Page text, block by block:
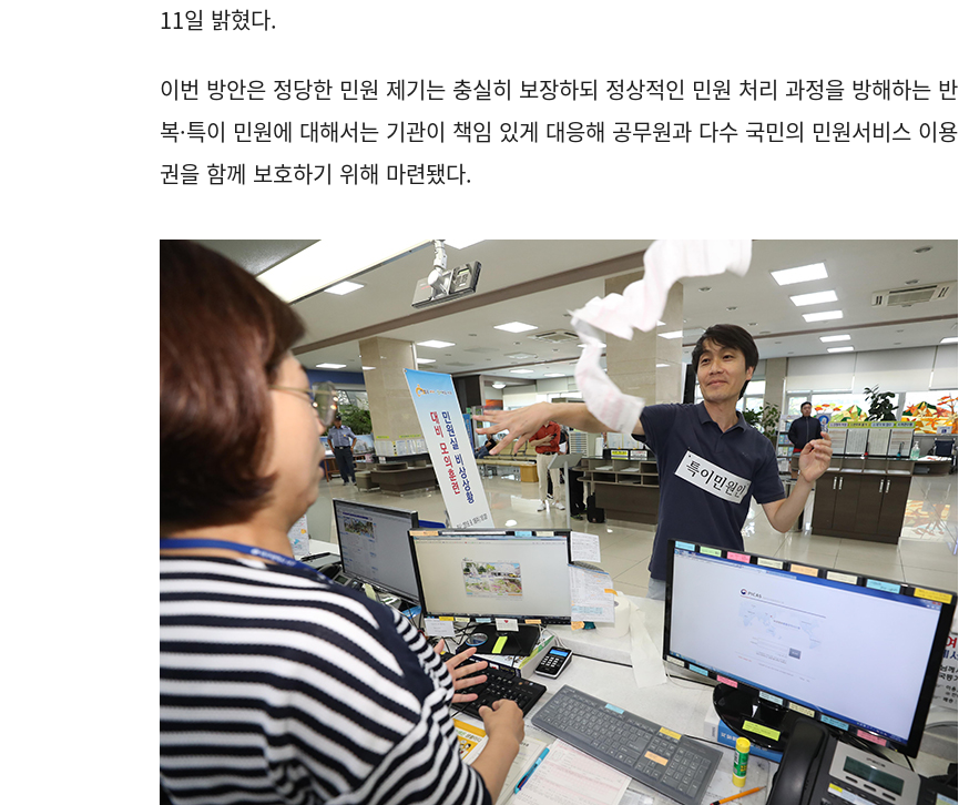
11일 밝혔다.
이번 방안은 정당한 민원 제기는 충실히 보장하되 정상적인 민원 처리 과정을 방해하는 반
복·특이 민원에 대해서는 기관이 책임 있게 대응해 공무원과 다수 국민의 민원서비스 이용
권을 함께 보호하기 위해 마련됐다.